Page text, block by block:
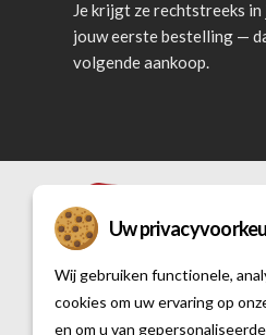
Je krijgt ze rechtstreeks
jouw eerste bestelling —
volgende aankoop.
Uw
Wij gebruiken functionele,
cookies om uw ervaring op
en om u van